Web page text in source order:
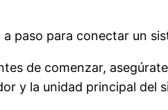
a paso para conectar un
de comenzar,
y la unidad principal del